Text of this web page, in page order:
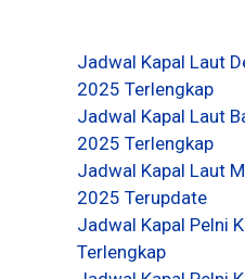
Jadwal Kapal Laut
2025 Terlengkap
Jadwal Kapal Laut
2025 Terlengkap
Jadwal Kapal Laut
2025 Terupdate
Jadwal Kapal Pelni
Terlengkap